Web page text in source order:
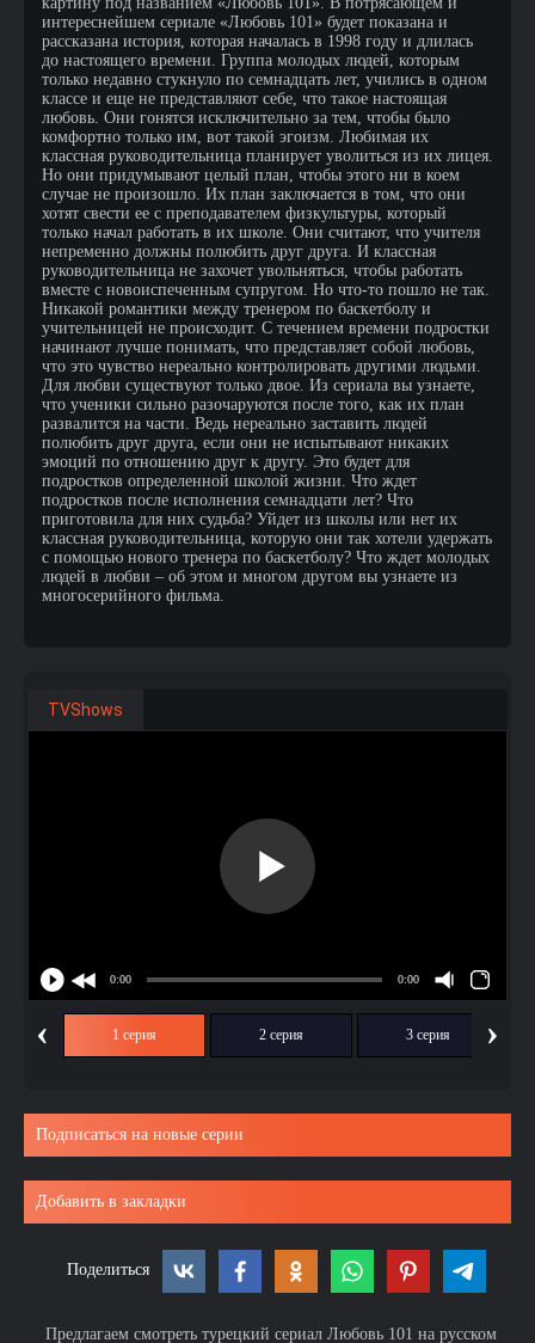
интереснейшем сериале «Любовь 101» будет показана и
рассказана история, которая началась в 1998 году и длилась
до настоящего времени. Группа молодых людей, которым
только недавно стукнуло по семнадцать лет, учились в одном
классе и еще не представляют себе, что такое настоящая
любовь. Они гонятся исключительно за тем, чтобы было
комфортно только им, вот такой эгоизм. Любимая их
классная руководительница планирует уволиться из их лицея.
Но они придумывают целый план, чтобы этого ни в коем
случае не произошло. Их план заключается в том, что они
хотят свести ее с преподавателем физкультуры, который
только начал работать в их школе. Они считают, что учителя
непременно должны полюбить друг друга. И классная
руководительница не захочет увольняться, чтобы работать
вместе с новоиспеченным супругом. Но что-то пошло не так.
Никакой романтики между тренером по баскетболу и
учительницей не происходит. С течением времени подростки
начинают лучше понимать, что представляет собой любовь,
что это чувство нереально контролировать другими людьми.
Для любви существуют только двое. Из сериала вы узнаете,
что ученики сильно разочаруются после того, как их план
развалится на части. Ведь нереально заставить людей
полюбить друг друга, если они не испытывают никаких
эмоций по отношению друг к другу. Это будет для
подростков определенной школой жизни. Что ждет
подростков после исполнения семнадцати лет? Что
приготовила для них судьба? Уйдет из школы или нет их
классная руководительница, которую они так хотели удержать
с помощью нового тренера по баскетболу? Что ждет молодых
людей в любви – об этом и многом другом вы узнаете из
многосерийного фильма.
TVShows
‹ 1 серия 2 серия 3 серия ›
Подписаться на новые серии
Добавить в закладки
Поделиться
Предлагаем смотреть турецкий сериал Любовь 101 на русском